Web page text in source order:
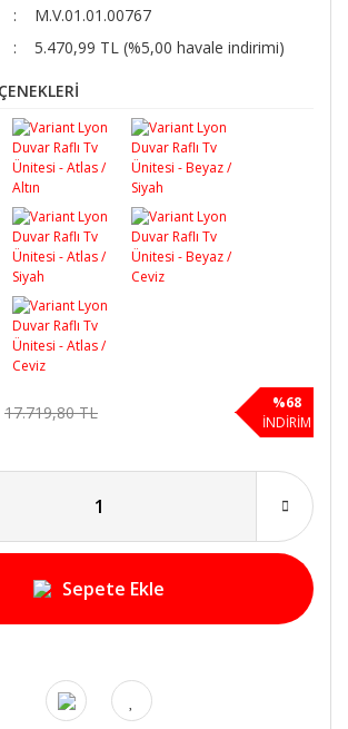
M.V.01.01.00767
5.470,99 TL (%5,00 havale indirimi)
17.719,80 TL
%68
İNDİRİM
Sepete Ekle